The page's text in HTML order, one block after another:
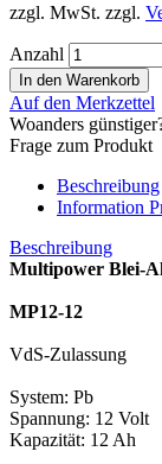
zzgl. MwSt. zzgl.
Anzahl
Auf den Merkzettel
Woanders
Frage zum Produkt
Beschreibung
Information
Beschreibung
Multipower Blei-
MP12-12
VdS-Zulassung
System: Pb
Spannung: 12 Volt
Kapazität: 12 Ah